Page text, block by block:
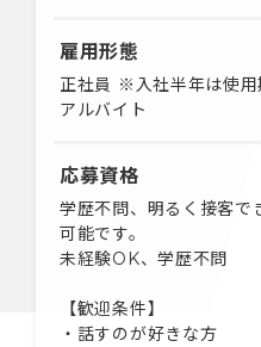
雇用形態
正社員 ※入社半年は使用
アルバイト
応募資格
学歴不問、明るく接客で
可能です。
未経験OK、学歴不問
【歓迎条件】
・話すのが好きな方